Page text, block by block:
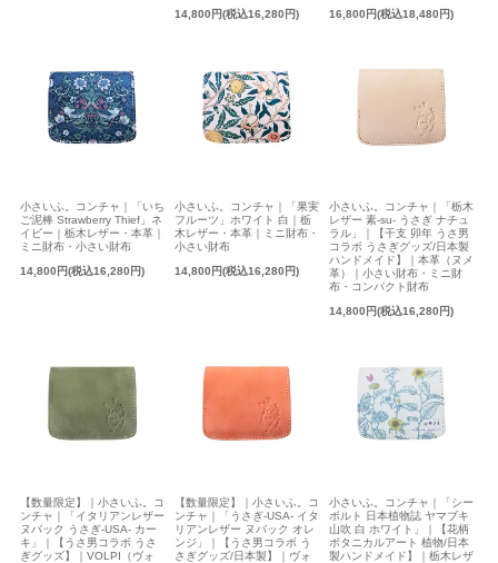
14,800円(税込16,280円)
16,800円(税込18,480円)
小さいふ。コンチャ｜「いち
ご泥棒 Strawberry Thief」ネ
イビー｜栃木レザー・本革｜
ミニ財布・小さい財布
14,800円(税込16,280円)
小さいふ。コンチャ｜「果実
フルーツ」ホワイト 白｜栃
木レザー・本革｜ミニ財布・
小さい財布
14,800円(税込16,280円)
小さいふ。コンチャ｜「栃木
レザー 素-su- うさぎ ナチュ
ラル」｜【干支 卯年 うさ男
コラボ うさぎグッズ/日本製
ハンドメイド】｜本革（ヌメ
革）｜小さい財布・ミニ財
布・コンパクト財布
14,800円(税込16,280円)
【数量限定】｜小さいふ。コ
ンチャ｜「イタリアンレザー
ヌバック うさぎ-USA- カー
キ」｜【うさ男コラボ うさ
ぎグッズ】｜VOLPI（ヴォ
【数量限定】｜小さいふ。コ
ンチャ｜「うさぎ-USA- イタ
リアンレザー ヌバック オレ
ンジ」｜【うさ男コラボ う
さぎグッズ/日本製】｜ヴォ
小さいふ。コンチャ｜「シー
ボルト 日本植物誌 ヤマブキ
山吹 白 ホワイト」｜【花柄
ボタニカルアート 植物/日本
製ハンドメイド】｜栃木レザ